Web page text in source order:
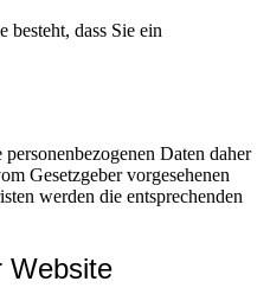
dass Sie ein
Daten daher
Gesetzgeber vorgesehenen
werden die entsprechenden
Website